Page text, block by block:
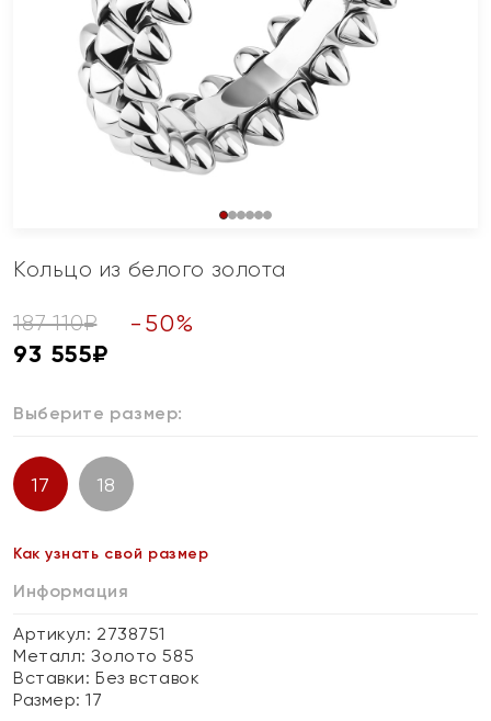
Кольцо из белого золота
187 110₽ - 50%
93 555₽
Выберите размер:
17 18
Как узнать свой размер
Информация
Артикул: 2738751
Металл:Золото 585
Вставки:Без вставок
Размер:17